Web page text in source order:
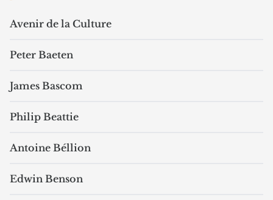
Avenir de la Culture
Peter Baeten
James Bascom
Philip Beattie
Antoine Béllion
Edwin Benson